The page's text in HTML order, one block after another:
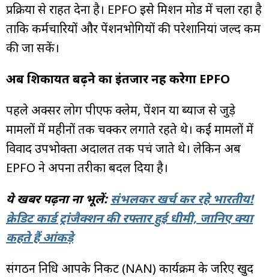
प्रक्रिया से राहत देना है। EPFO इसे मिशन मोड में चला रहा है
ताकि कर्मचारियों और पेंशनभोगियों की परेशानियां जल्द कम
की जा सकें।
अब शिकायत बढ़ने का इंतजार नहीं करेगा EPFO
पहले अक्सर लोग पीएफ क्लेम, पेंशन या ब्याज से जुड़े
मामलों में महीनों तक चक्कर लगाते रहते थे। कई मामलों में
विवाद उपभोक्ता अदालत तक पहुंच जाते थे। लेकिन अब
EPFO ने अपना तरीका बदल दिया है।
ये खबर पढ़ना ना भूलें: संभलकर खर्च कर रहे भारतीय!
क्रेडिट कार्ड ट्रांजैक्शन की रफ्तार हुई धीमी, जानिए क्या
कहते हैं आंकड़े
संगठन निधि आपके निकट (NAN) कार्यक्रम के जरिए खुद